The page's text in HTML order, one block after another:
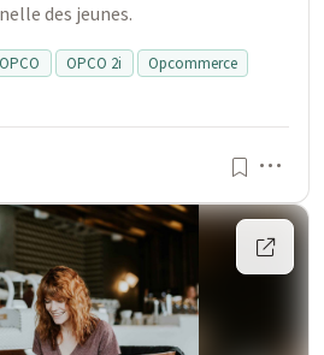
des jeunes.
OPCO OPCO 2i
Opcommerce